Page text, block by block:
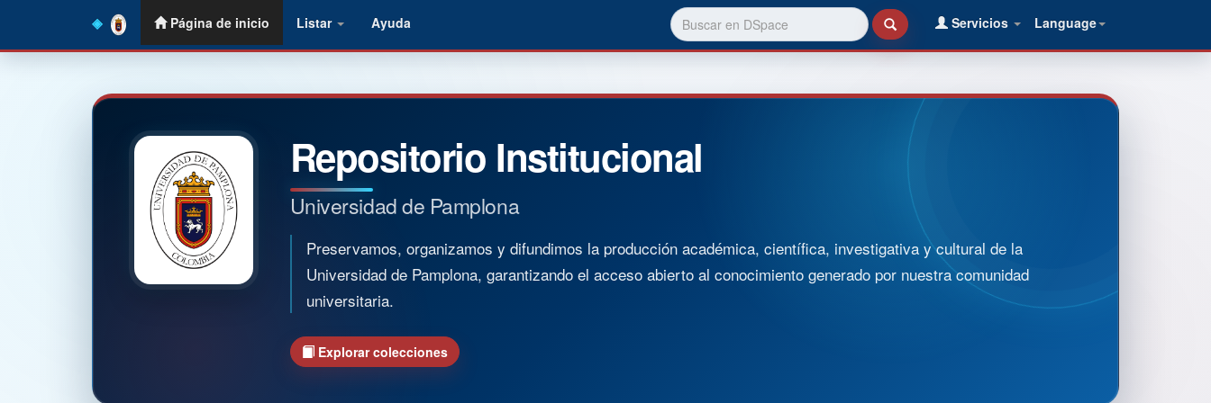
Página de inicio Listar Ayuda Language
Servicios
Repositorio Institucional
Universidad de Pamplona
Preservamos, organizamos y difundimos la producción académica, científica, investigativa y cultural de la
Universidad de Pamplona, garantizando el acceso abierto al conocimiento generado por nuestra comunidad
universitaria.
Explorar colecciones